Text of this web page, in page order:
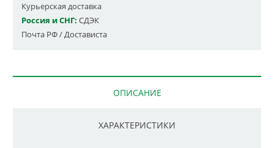
Курьерская доставка
Россия и СНГ: СДЭК
Почта РФ / Достависта
ОПИСАНИЕ
ХАРАКТЕРИСТИКИ